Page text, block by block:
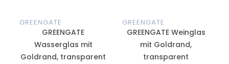
GREENGATE
GREENGATE
Wasserglas mit
Goldrand, transparent
GREENGATE
GREENGATE Weinglas
mit Goldrand,
transparent